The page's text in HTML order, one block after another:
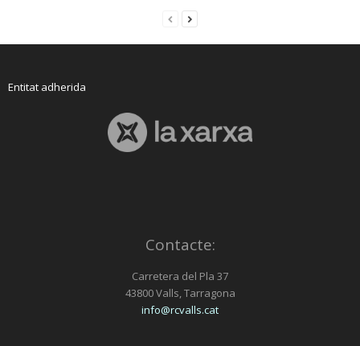
Entitat adherida
Contacte:
Carretera del Pla 37
43800 Valls, Tarragona
info@rcvalls.cat